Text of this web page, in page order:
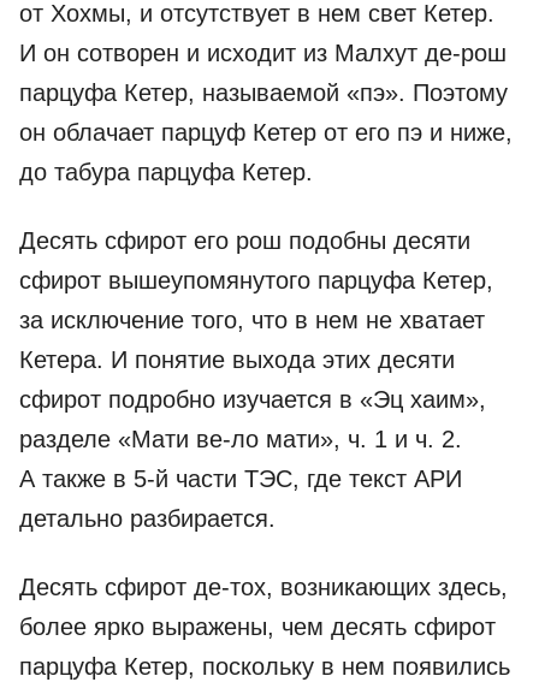
от Хохмы, и отсутствует в нем свет Кетер.
И он сотворен и исходит из Малхут де-рош
парцуфа Кетер, называемой «пэ». Поэтому
он облачает парцуф Кетер от его пэ и ниже,
до табура парцуфа Кетер.
Десять сфирот его рош подобны десяти
сфирот вышеупомянутого парцуфа Кетер,
за исключение того, что в нем не хватает
Кетера. И понятие выхода этих десяти
сфирот подробно изучается в «Эц хаим»,
разделе «Мати ве-ло мати», ч. 1 и ч. 2.
А также в 5-й части ТЭС, где текст АРИ
детально разбирается.
Десять сфирот де-тох, возникающих здесь,
более ярко выражены, чем десять сфирот
парцуфа Кетер, поскольку в нем появились